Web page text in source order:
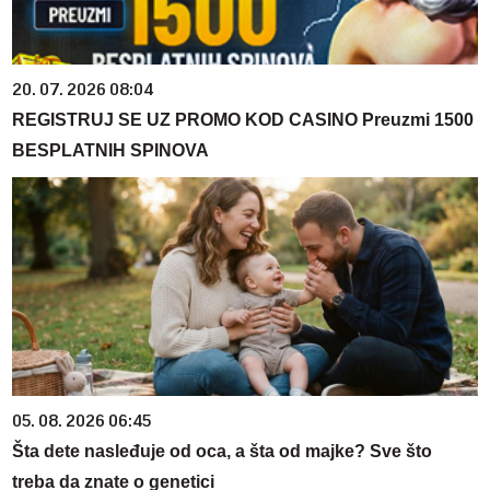
20. 07. 2026 08:04
REGISTRUJ SE UZ PROMO KOD CASINO Preuzmi 1500
BESPLATNIH SPINOVA
05. 08. 2026 06:45
Šta dete nasleđuje od oca, a šta od majke? Sve što
treba da znate o genetici